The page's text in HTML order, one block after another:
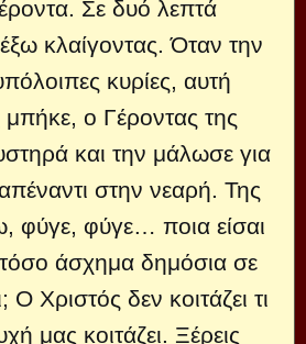
Σε δυό λεπτά
κλαίγοντας. Όταν την
κυρίες, αυτή
μπήκε, ο Γέροντας της
και την μάλωσε για
στην νεαρή. Της
φύγε, φύγε… ποια είσαι
άσχημα δημόσια σε
Ο Χριστός δεν κοιτάζει τι
μας κοιτάζει. Ξέρεις